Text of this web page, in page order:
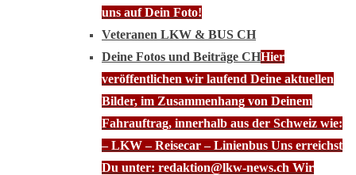
uns auf Dein Foto!
Veteranen LKW & BUS CH
Deine Fotos und Beiträge CHHier
veröffentlichen wir laufend Deine aktuellen
Bilder, im Zusammenhang von Deinem
Fahrauftrag, innerhalb aus der Schweiz wie:
– LKW – Reisecar – Linienbus Uns erreichst
Du unter: redaktion@lkw-news.ch Wir